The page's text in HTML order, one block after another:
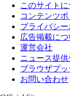
このサイトに
コンテンツ
プライバシ
広告掲載につ
運営会社
ニュース提供
ブラウザプ
お問い合わせ